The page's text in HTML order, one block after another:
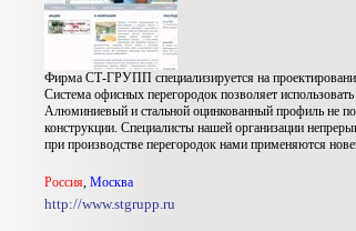
Фирма СТ-ГРУПП специализируется на
Система офисных перегородок позволяет
Алюминиевый и стальной оцинкованный профиль не
конструкции. Специалисты нашей организации
при производстве перегородок нами применяются
Россия, Москва
http://www.stgrupp.ru